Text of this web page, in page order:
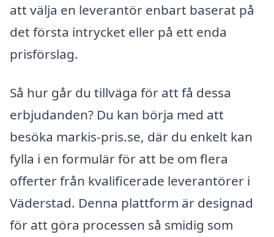
att välja en leverantör enbart baserat på
det första intrycket eller på ett enda
prisförslag.
Så hur går du tillväga för att få dessa
erbjudanden? Du kan börja med att
besöka markis-pris.se, där du enkelt kan
fylla i en formulär för att be om flera
offerter från kvalificerade leverantörer i
Väderstad. Denna plattform är designad
för att göra processen så smidig som